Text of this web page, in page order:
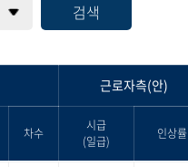
검색
근로자측(안)
차수
시급
(일급)
인상률